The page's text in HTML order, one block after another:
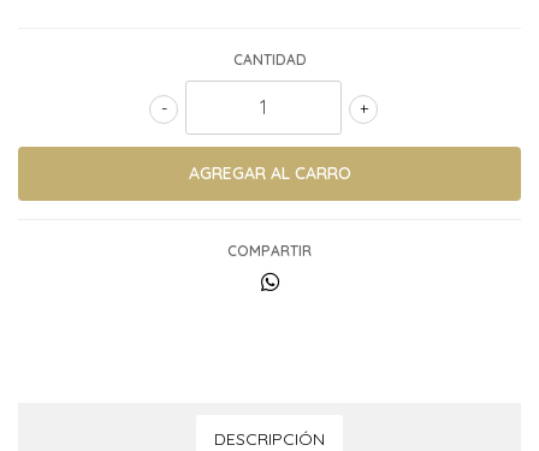
CANTIDAD
+
-
COMPARTIR
DESCRIPCIÓN